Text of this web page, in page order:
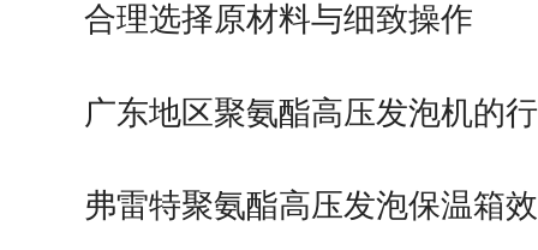
合理选择原材料与细致操作
广东地区聚氨酯高压发泡机的
弗雷特聚氨酯高压发泡保温箱